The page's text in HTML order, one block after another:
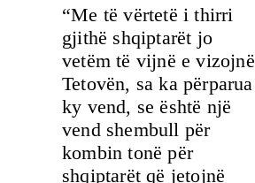
“Me të vërtetë i thirri
gjithë shqiptarët jo
vetëm të vijnë e vizojnë
Tetovën, sa ka përparua
ky vend, se është një
vend shembull për
kombin tonë për
shqiptarët që jetojnë